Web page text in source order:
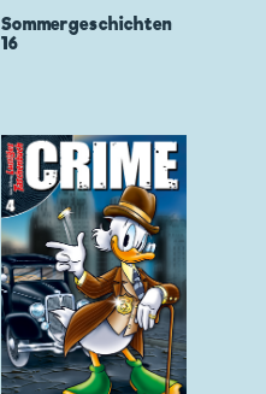
Sommergeschichten
16